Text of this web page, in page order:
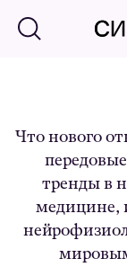
Что нового
тренды в
медицине,